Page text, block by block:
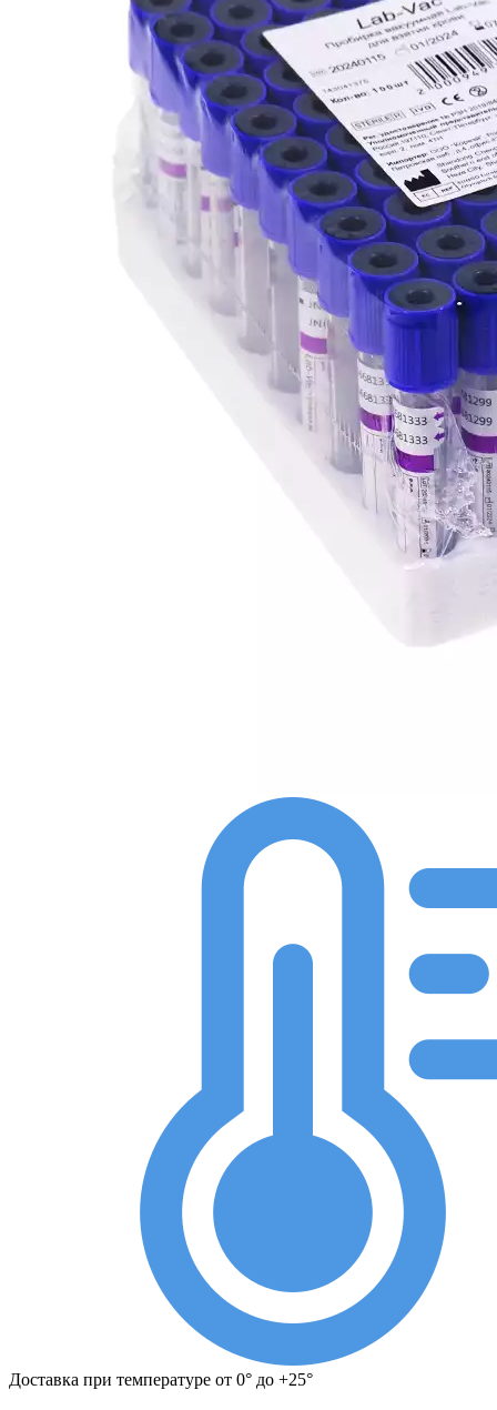
Доставка при температуре от 0° до +25°